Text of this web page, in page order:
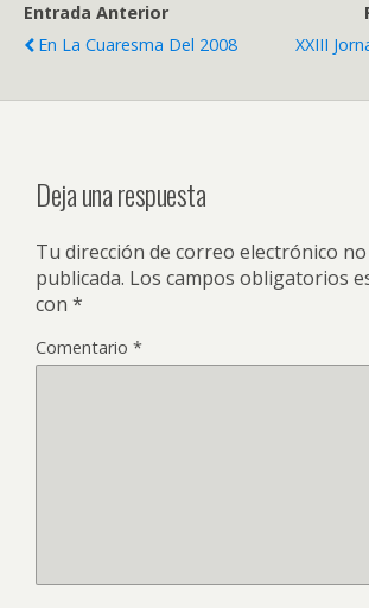
Entrada Anterior
En La Cuaresma Del 2008
XXIII
Deja una respuesta
Tu dirección de correo electrónico
publicada. Los campos obligatorios
con *
Comentario *